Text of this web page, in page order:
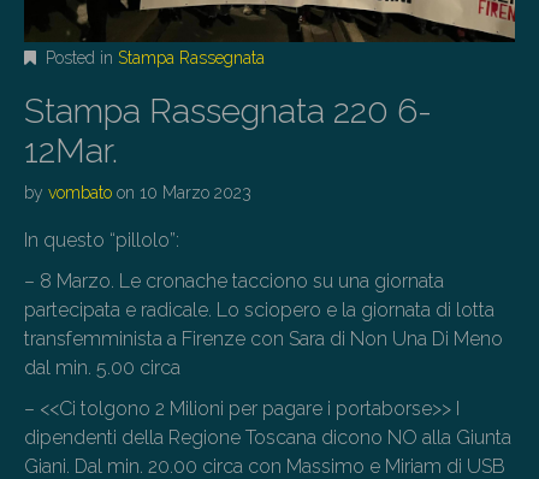
Posted in Stampa Rassegnata
Stampa Rassegnata 220 6-
12Mar.
by vombato on 10 Marzo 2023
In questo “pillolo”:
– 8 Marzo. Le cronache tacciono su una giornata
partecipata e radicale. Lo sciopero e la giornata di lotta
transfemminista a Firenze con Sara di Non Una Di Meno
dal min. 5.00 circa
– <<Ci tolgono 2 Milioni per pagare i portaborse>> I
dipendenti della Regione Toscana dicono NO alla Giunta
Giani. Dal min. 20.00 circa con Massimo e Miriam di USB